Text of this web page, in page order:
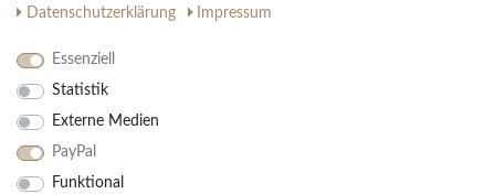
AGB
Ihre Vorteile
30 Tage Rückgaberecht
Große Auswahl
Daten­schutz­erklärung
Impressum
Essenziell
Statistik
Externe Medien
PayPal
Funktional